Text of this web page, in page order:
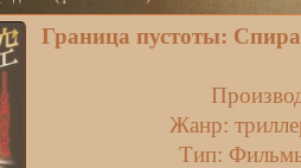
Граница пустоты:
Жанр:
Тип: